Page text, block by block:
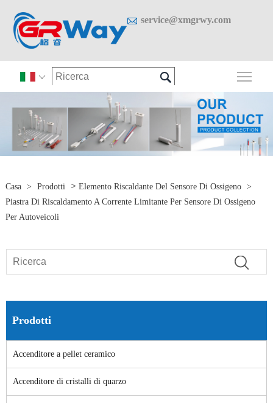
 service@xmgrwy.com
 
Casa > Prodotti > Elemento Riscaldante Del Sensore Di Ossigeno
>
Piastra Di Riscaldamento A Corrente Limitante Per Sensore Di Ossigeno
Per Autoveicoli
Prodotti
Accenditore a pellet ceramico
Accenditore di cristalli di quarzo